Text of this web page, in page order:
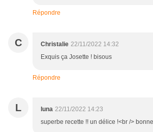
Répondre
C Christalie 22/11/2022 14:32
Exquis ça Josette ! bisous
Répondre
L luna 22/11/2022 14:23
superbe recette !! un délice !<br />